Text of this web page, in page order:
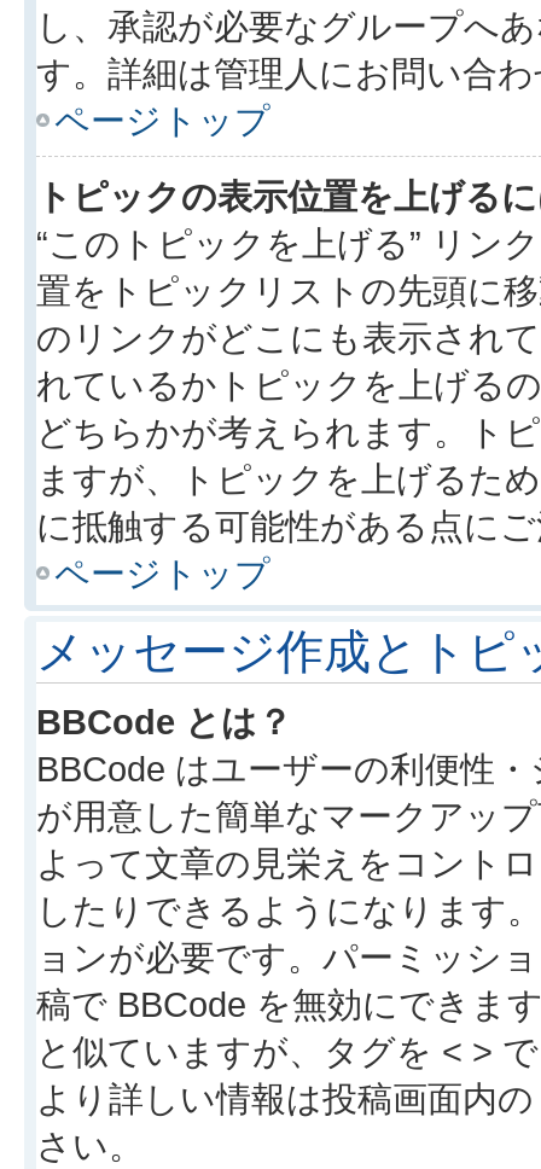
し、承認が必要なグループへ
す。詳細は管理人にお問い合
ページトップ
トピックの表示位置を上げる
“このトピックを上げる” リン
置をトピックリストの先頭に
のリンクがどこにも表示され
れているかトピックを上げる
どちらかが考えられます。ト
ますが、トピックを上げるた
に抵触する可能性がある点に
ページトップ
メッセージ作成とトピ
BBCode とは？
BBCode はユーザーの利便性
が用意した簡単なマークアッ
よって文章の見栄えをコント
したりできるようになります
ョンが必要です。パーミッシ
稿で BBCode を無効にできま
と似ていますが、タグを < >
より詳しい情報は投稿画面内
さい。